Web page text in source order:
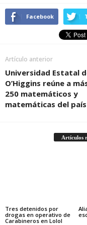
Facebook
Artículo anterior
Universidad Estatal
O’Higgins reúne a
250 matemáticos y
matemáticas del país
Artículos
Tres detenidos por
drogas en operativo de
Carabineros en Lolol